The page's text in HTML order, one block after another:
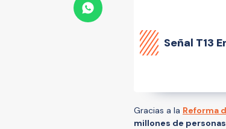
Señal T13
Gracias a la Reforma
millones de